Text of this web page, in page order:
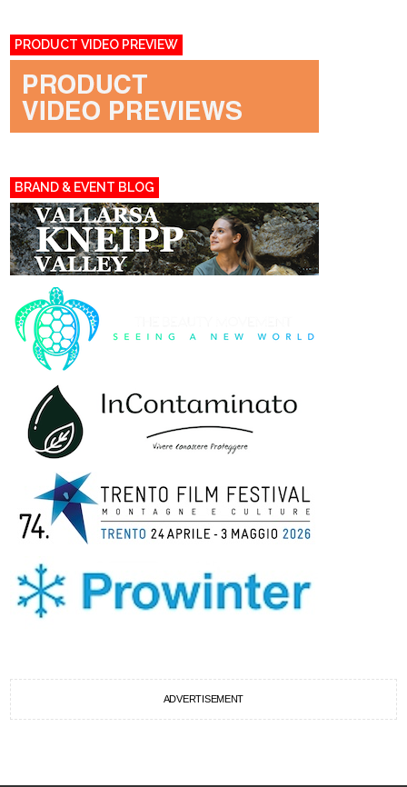
PRODUCT VIDEO PREVIEW
BRAND & EVENT BLOG
ADVERTISEMENT